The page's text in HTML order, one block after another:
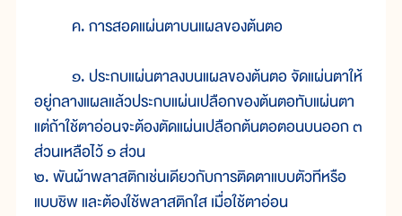
ค. การสอดแผ่นตาบนแผลของต้นตอ
๑. ประกบแผ่นตาลงบนแผลของต้นตอ จัดแผ่นตาให้
อยู่กลางแผลแล้วประกบแผ่นเปลือกของต้นตอทับแผ่นตา
แต่ถ้าใช้ตาอ่อนจะต้องตัดแผ่นเปลือกต้นตอตอนบนออก ๓
ส่วนเหลือไว้ ๑ ส่วน
๒. พันผ้าพลาสติกเช่นเดียวกับการติดตาแบบตัวทีหรือ
แบบชิพ และต้องใช้พลาสติกใส เมื่อใช้ตาอ่อน